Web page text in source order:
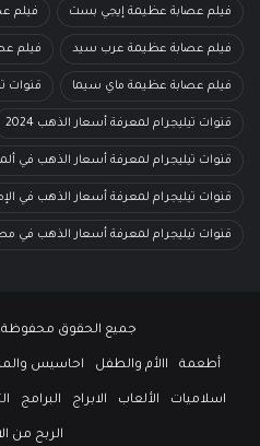
فيلم عصابة عظيمة إيجي بست فيلم
فيلم عصابة عظيمة عرب سيد فيلم
فيلم عصابة عظيمة ماي سيما قنوات
قنوات تيليجرام لمعرفة أسعار الذهب 2024
قنوات تيليجرام لمعرفة أسعار الذهب في
قنوات تيليجرام لمعرفة أسعار الذهب في
قنوات تيليجرام لمعرفة أسعار الذهب في
جميع الحقوق محفوظة 2023 | موقع ياهلا
أطعمة االأم والطفل احاسيس
اسلاميات الألعاب الابراج البرامج
الربح من